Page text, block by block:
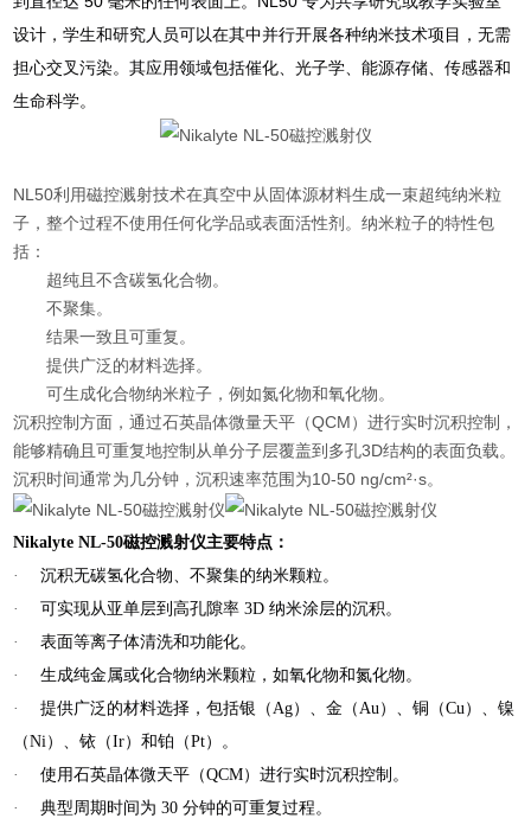
设计，学生和研究人员可以在其中并行开展各种纳米技术项目，无需
担心交叉污染。其应用领域包括催化、光子学、能源存储、传感器和
生命科学。
NL50利用磁控溅射技术在真空中从固体源材料生成一束超纯纳米粒
子，整个过程不使用任何化学品或表面活性剂 。纳米粒子的特性包
括：
超纯且不含碳氢化合物。
不聚集。
结果一致且可重复 。
提供广泛的材料选择。
可生成化合物纳米粒子，例如氮化物和氧化物。
沉积控制方面，通过石英晶体微量天平（QCM）进行实时沉积控制，
能够精确且可重复地控制从单分子层覆盖到多孔3D结构的表面负载。
沉积时间通常为几分钟，沉积速率范围为10-50 ng/cm²·s。
Nikalyte NL-50磁控溅射仪主要特点：
·
沉积无碳氢化合物、不聚集的纳米颗粒。
·
可实现从亚单层到高孔隙率 3D纳米涂层的沉积。
·
表面等离子体清洗和功能化。
·
生成纯金属或化合物纳米颗粒，如氧化物和氮化物。
·
提供广泛的材料选择，包括银（Ag）、金（Au）、铜（Cu）、镍
（Ni）、铱（Ir）和铂（Pt）。
·
使用石英晶体微天平（QCM）进行实时沉积控制。
·
典型周期时间为 30分钟的可重复过程。